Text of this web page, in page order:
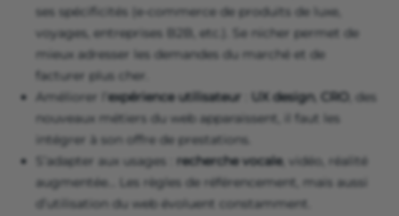
ses spécificités (e-commerce de produits de luxe,
voyages, entreprises B2B, etc.). Se nicher permet de
mieux adresser les demandes du marché et de
facturer plus cher.
Améliorer l’ expérience utilisateur UX design, CRO , des
nouveaux métiers du web apparaissent, il faut les
intégrer à son offre de prestations.
S’adapter aux usages : recherche vocale, vidéo, réalité
augmentée… Les règles de référencement, mais aussi
d’utilisation du web évoluent constamment.